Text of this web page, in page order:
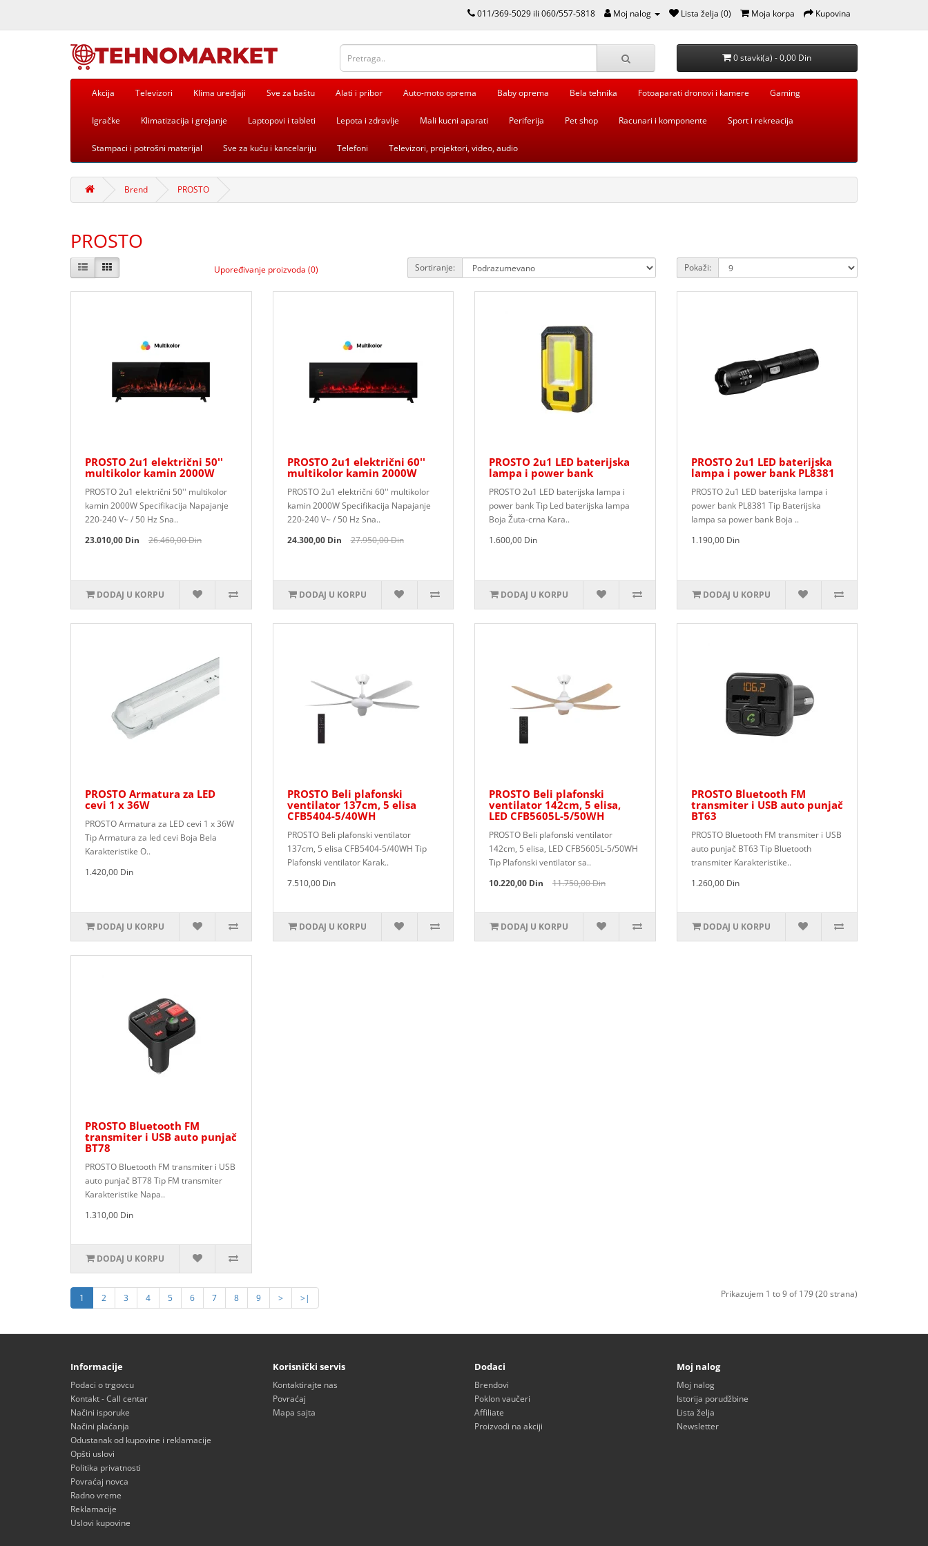
011/369-5029 ili 060/557-5818 Moj nalog Lista želja (0) Moja korpa Kupovina
0 stavki(a) - 0,00 Din
Akcija Televizori Klima uredjaji Sve za baštu Alati i pribor Auto-moto oprema Baby oprema Bela tehnika Fotoaparati dronovi i kamere Gaming
Igračke Klimatizacija i grejanje Laptopovi i tableti Lepota i zdravlje Mali kucni aparati Periferija Pet shop Racunari i komponente Sport i rekreacija
Stampaci i potrošni materijal Sve za kuću i kancelariju Telefoni Televizori, projektori, video, audio
Brend PROSTO
PROSTO
Upoređivanje proizvoda (0) Sortiranje: Pokaži:
PROSTO 2u1 električni 50''
multikolor kamin 2000W
PROSTO 2u1 električni 50'' multikolor
kamin 2000W Specifikacija Napajanje
220-240 V~ / 50 Hz Sna..
23.010,00 Din
26.460,00 Din
DODAJ U KORPU
PROSTO 2u1 električni 60''
multikolor kamin 2000W
PROSTO 2u1 električni 60'' multikolor
kamin 2000W Specifikacija Napajanje
220-240 V~ / 50 Hz Sna..
24.300,00 Din
27.950,00 Din
DODAJ U KORPU
PROSTO 2u1 LED baterijska
lampa i power bank
PROSTO 2u1 LED baterijska lampa i
power bank Tip Led baterijska lampa
Boja Žuta-crna Kara..
1.600,00 Din
DODAJ U KORPU
PROSTO 2u1 LED baterijska
lampa i power bank PL8381
PROSTO 2u1 LED baterijska lampa i
power bank PL8381 Tip Baterijska
lampa sa power bank Boja ..
1.190,00 Din
DODAJ U KORPU
PROSTO Armatura za LED
cevi 1 x 36W
PROSTO Armatura za LED cevi 1 x 36W
Tip Armatura za led cevi Boja Bela
Karakteristike O..
1.420,00 Din
DODAJ U KORPU
PROSTO Beli plafonski
ventilator 137cm, 5 elisa
CFB5404-5/40WH
PROSTO Beli plafonski ventilator
137cm, 5 elisa CFB5404-5/40WH Tip
Plafonski ventilator Karak..
7.510,00 Din
DODAJ U KORPU
PROSTO Beli plafonski
ventilator 142cm, 5 elisa,
LED CFB5605L-5/50WH
PROSTO Beli plafonski ventilator
142cm, 5 elisa, LED CFB5605L-5/50WH
Tip Plafonski ventilator sa..
10.220,00 Din
11.750,00 Din
DODAJ U KORPU
PROSTO Bluetooth FM
transmiter i USB auto punjač
BT63
PROSTO Bluetooth FM transmiter i USB
auto punjač BT63 Tip Bluetooth
transmiter Karakteristike..
1.260,00 Din
DODAJ U KORPU
PROSTO Bluetooth FM
transmiter i USB auto punjač
BT78
PROSTO Bluetooth FM transmiter i USB
auto punjač BT78 Tip FM transmiter
Karakteristike Napa..
1.310,00 Din
DODAJ U KORPU
1 2 3 4 5 6 7 8 9 > >| Prikazujem 1 to 9 of 179 (20 strana)
Informacije
Podaci o trgovcu
Kontakt - Call centar
Načini isporuke
Načini plaćanja
Odustanak od kupovine i reklamacije
Opšti uslovi
Politika privatnosti
Povraćaj novca
Radno vreme
Reklamacije
Uslovi kupovine
Korisnički servis
Kontaktirajte nas
Povraćaj
Mapa sajta
Dodaci
Brendovi
Poklon vaučeri
Affiliate
Proizvodi na akciji
Moj nalog
Moj nalog
Istorija porudžbine
Lista želja
Newsletter